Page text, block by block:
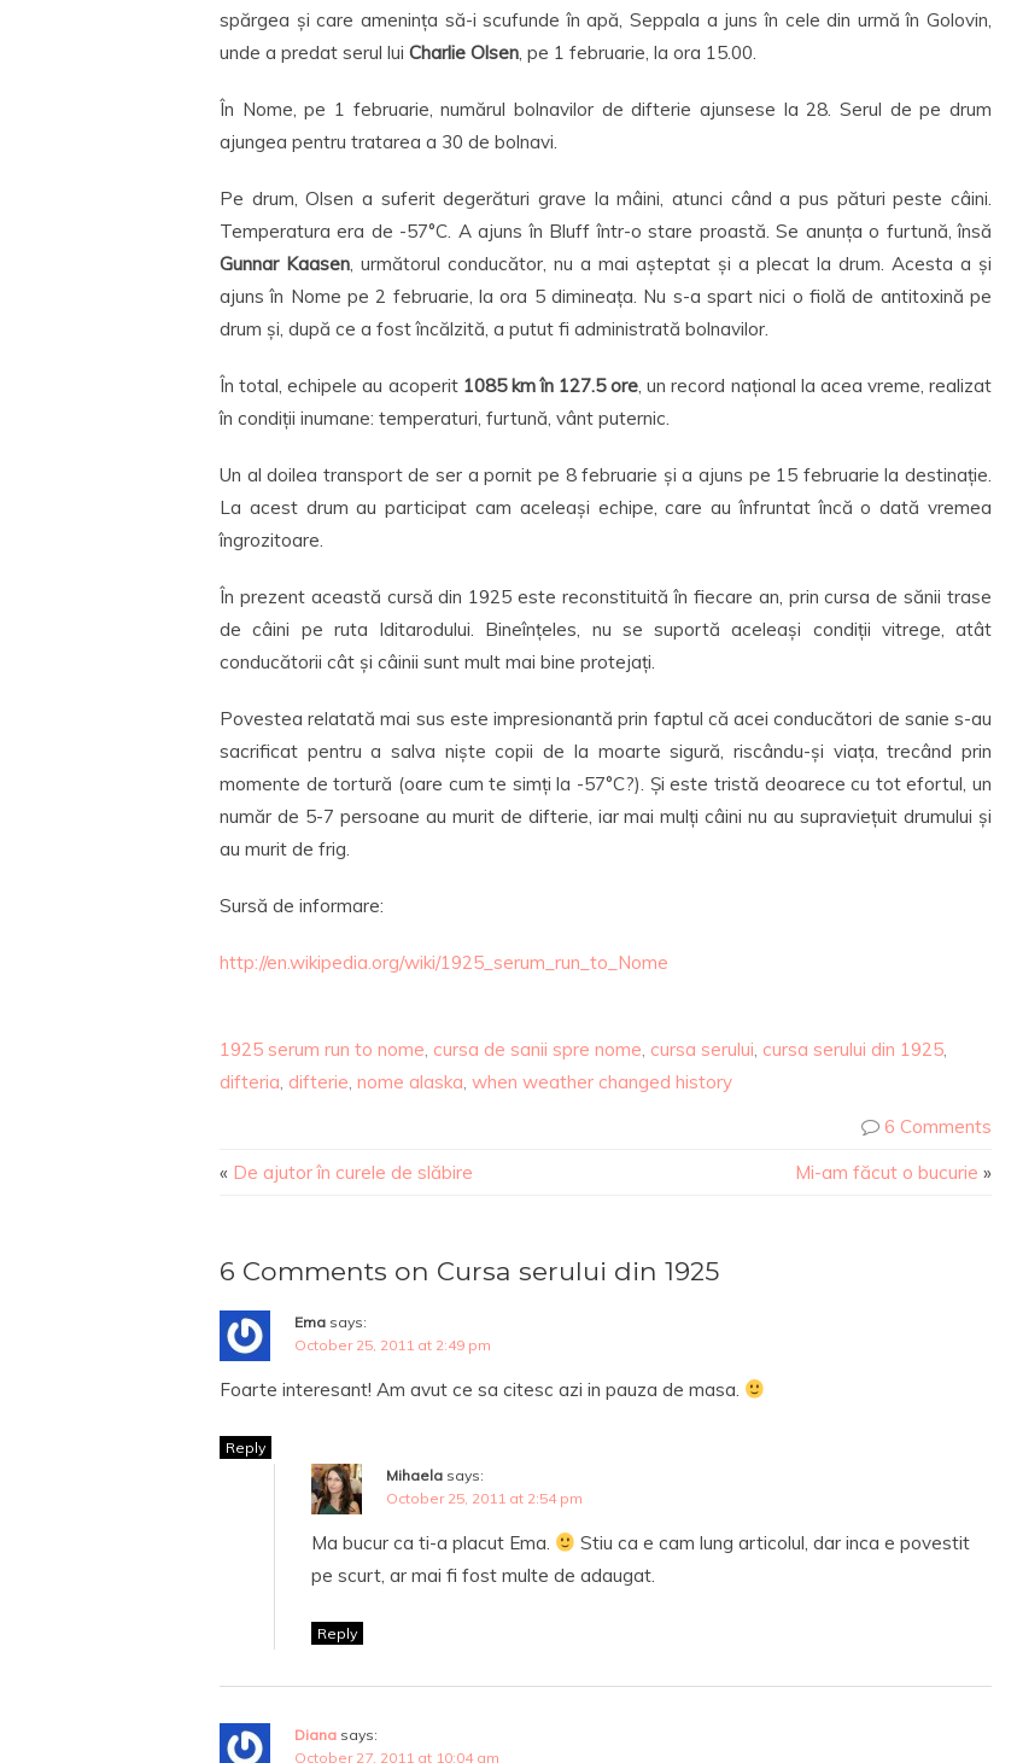
spărgea și care amenința să-i scufunde în apă, Seppala a juns în cele din urmă în Golovin,
unde a predat serul lui Charlie Olsen, pe 1 februarie, la ora 15.00.
În Nome, pe 1 februarie, numărul bolnavilor de difterie ajunsese la 28. Serul de pe drum
ajungea pentru tratarea a 30 de bolnavi.
Pe drum, Olsen a suferit degerături grave la mâini, atunci când a pus pături peste câini.
Temperatura era de -57°C. A ajuns în Bluff într-o stare proastă. Se anunța o furtună, însă
Gunnar Kaasen, următorul conducător, nu a mai așteptat și a plecat la drum. Acesta a și
ajuns în Nome pe 2 februarie, la ora 5 dimineața. Nu s-a spart nici o fiolă de antitoxină pe
drum și, după ce a fost încălzită, a putut fi administrată bolnavilor.
În total, echipele au acoperit 1085 km în 127.5 ore, un record național la acea vreme, realizat
în condiții inumane: temperaturi, furtună, vânt puternic.
Un al doilea transport de ser a pornit pe 8 februarie și a ajuns pe 15 februarie la destinație.
La acest drum au participat cam aceleași echipe, care au înfruntat încă o dată vremea
îngrozitoare.
În prezent această cursă din 1925 este reconstituită în fiecare an, prin cursa de sănii trase
de câini pe ruta Iditarodului. Bineînțeles, nu se suportă aceleași condiții vitrege, atât
conducătorii cât și câinii sunt mult mai bine protejați.
Povestea relatată mai sus este impresionantă prin faptul că acei conducători de sanie s-au
sacrificat pentru a salva niște copii de la moarte sigură, riscându-și viața, trecând prin
momente de tortură (oare cum te simți la -57°C?). Și este tristă deoarece cu tot efortul, un
număr de 5-7 persoane au murit de difterie, iar mai mulți câini nu au supraviețuit drumului și
au murit de frig.
Sursă de informare:
http://en.wikipedia.org/wiki/1925_serum_run_to_Nome
1925 serum run to nome, cursa de sanii spre nome, cursa serului, cursa serului din 1925,
difteria, difterie, nome alaska, when weather changed history
6 Comments
« De ajutor în curele de slăbire Mi-am făcut o bucurie »
6 Comments on Cursa serului din 1925
Ema says:
October 25, 2011 at 2:49 pm
Foarte interesant! Am avut ce sa citesc azi in pauza de masa.
Reply
Mihaela says:
October 25, 2011 at 2:54 pm
Ma bucur ca ti-a placut Ema.
Stiu ca e cam lung articolul, dar inca e povestit
pe scurt, ar mai fi fost multe de adaugat.
Reply
Diana says:
October 27, 2011 at 10:04 am